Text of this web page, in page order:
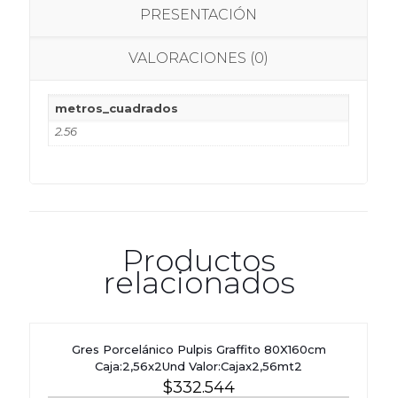
PRESENTACIÓN
VALORACIONES (0)
metros_cuadrados
2.56
Productos
relacionados
Gres Porcelánico Pulpis Graffito 80X160cm
Caja:2,56x2Und Valor:Cajax2,56mt2
$332.544